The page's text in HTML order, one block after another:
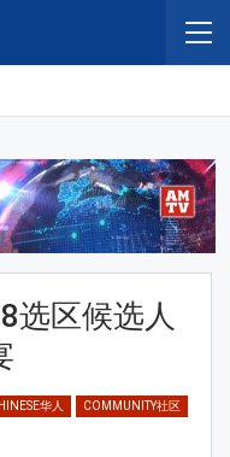
选区候选人
华人 COMMUNITY社区